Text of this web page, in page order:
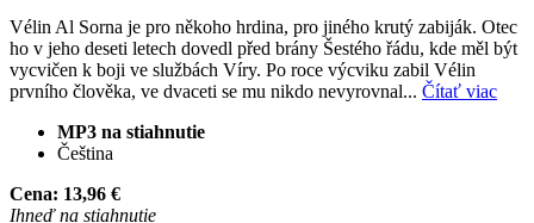
Vélin Al Sorna je pro někoho hrdina, pro jiného krutý zabiják. Otec
ho v jeho deseti letech dovedl před brány Šestého řádu, kde měl být
vycvičen k boji ve službách Víry. Po roce výcviku zabil Vélin
prvního člověka, ve dvaceti se mu nikdo nevyrovnal... Čítať viac
MP3 na stiahnutie
Čeština
Cena: 13,96 €
Ihneď na stiahnutie